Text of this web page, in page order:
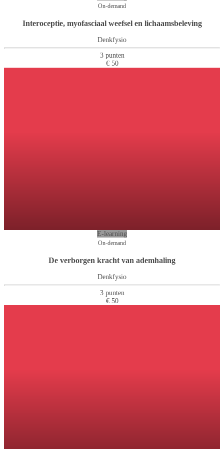
On-demand
Interoceptie, myofasciaal weefsel en lichaamsbeleving
Denkfysio
3 punten
€ 50
E-learning
On-demand
De verborgen kracht van ademhaling
Denkfysio
3 punten
€ 50